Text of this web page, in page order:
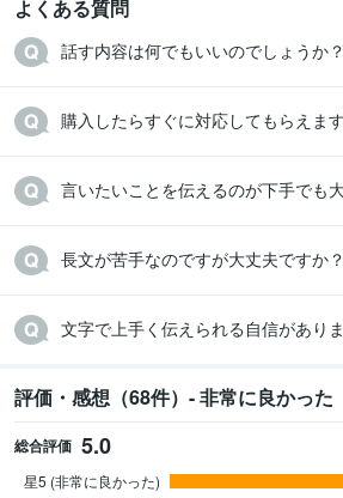
よくある質問
話す内容は何でもいいのでしょうか？
購入したらすぐに対応してもらえま
言いたいことを伝えるのが下手でも
長文が苦手なのですが大丈夫ですか？
文字で上手く伝えられる自信がありま
評価・感想（68件）- 非常に良かった
総合評価 5.0
星5 (非常に良かった)